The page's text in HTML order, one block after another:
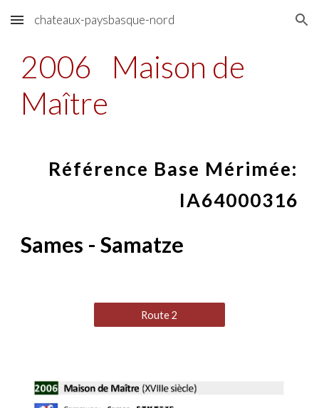
Skip to main content Skip to navigation
chateaux-paysbasque-nord
2006
Maison de
Maître
Référence Base Mérimée:
IA64000316
Sames - Samatze
Route 2